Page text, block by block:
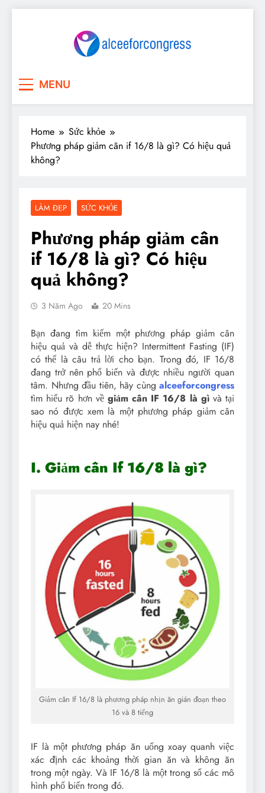
MENU
Home
Sức khỏe
Phương pháp giảm cân if 16/8 là gì? Có hiệu quả
không?
LÀM ĐẸP SỨC KHỎE
Phương pháp giảm cân
if 16/8 là gì? Có hiệu
quả không?
3 Năm Ago 20 Mins
Bạn đang tìm kiếm một phương pháp giảm cân
hiệu quả và dễ thực hiện? Intermittent Fasting (IF)
có thể là câu trả lời cho bạn. Trong đó, IF 16/8
đang trở nên phổ biến và được nhiều người quan
tâm. Nhưng đầu tiên, hãy cùng alceeforcongress
tìm hiểu rõ hơn về giảm cân IF 16/8 là gìvà tại
sao nó được xem là một phương pháp giảm cân
hiệu quả hiện nay nhé!
I. Giảm cân If 16/8 là gì?
Giảm cân If 16/8 là phương pháp nhịn ăn gián đoạn theo
16 và 8 tiếng
IF là một phương pháp ăn uống xoay quanh việc
xác định các khoảng thời gian ăn và không ăn
trong một ngày. Và IF 16/8 là một trong số các mô
hình phổ biến trong đó.